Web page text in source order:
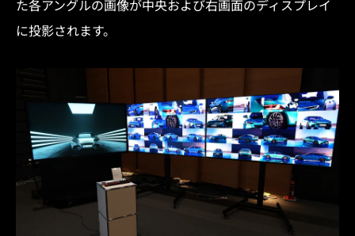
た各アングルの画像が中央および右画面のディスプレイ
に投影されます。